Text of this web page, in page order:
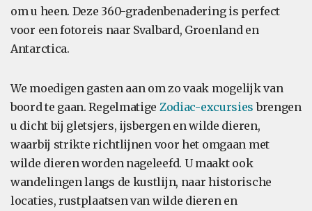
om u heen. Deze 360-gradenbenadering is perfect
voor een fotoreis naar Svalbard, Groenland en
Antarctica.
We moedigen gasten aan om zo vaak mogelijk van
boord te gaan. Regelmatige Zodiac-excursies brengen
u dicht bij gletsjers, ijsbergen en wilde dieren,
waarbij strikte richtlijnen voor het omgaan met
wilde dieren worden nageleefd. U maakt ook
wandelingen langs de kustlijn, naar historische
locaties, rustplaatsen van wilde dieren en